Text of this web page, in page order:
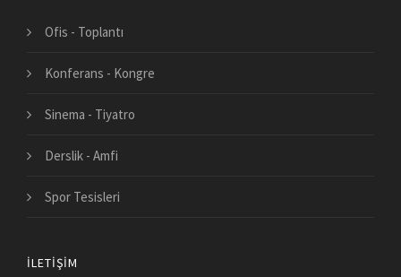
Ofis - Toplantı
Konferans - Kongre
Sinema - Tiyatro
Derslik - Amfi
Spor Tesisleri
İLETIŞIM